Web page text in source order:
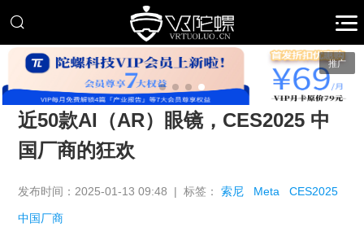
推广
近50款AI（AR）眼镜，CES2025 中
国厂商的狂欢
发布时间：2025-01-13 09:48 | 标签：索尼 Meta CES2025
中国厂商